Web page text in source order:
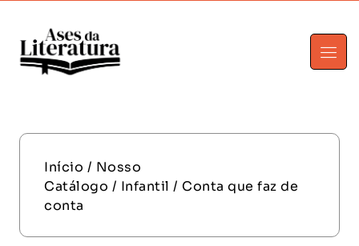
Início / Nosso
Catálogo / Infantil / Conta que faz de
conta